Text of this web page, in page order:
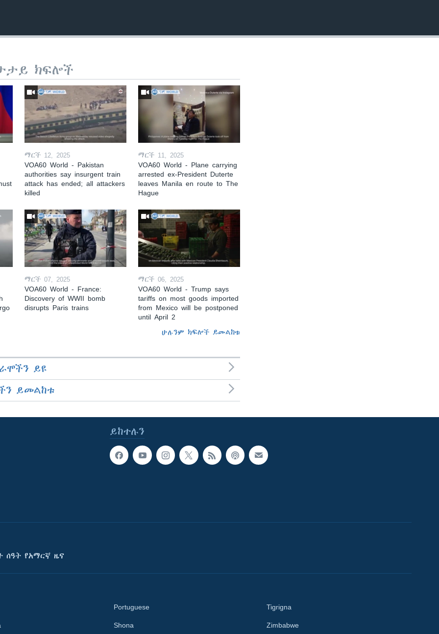
ክፍሎች
ማርች 12, 2025
VOA60 World - Pakistan
authorities say insurgent train
attack has ended; all attackers
killed
ማርች 11, 2025
VOA60 World - Plane carrying
arrested ex-President Duterte
leaves Manila en route to The
Hague
ማርች 07, 2025
VOA60 World - France:
Discovery of WWII bomb
disrupts Paris trains
ማርች 06, 2025
VOA60 World - Trump says
tariffs on most goods imported
from Mexico will be postponed
until April 2
ሁሉንም ክፍሎች ይመልከቱ
ይዩ
ይመልከቱ
ይከተሉን
ሰዓት የአማርኛ ዜና
Portuguese
Shona
Tigrigna
Zimbabwe